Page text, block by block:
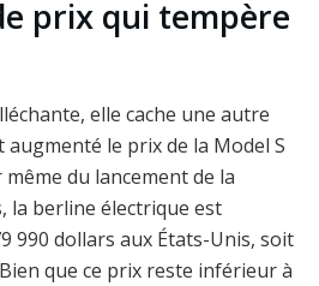
prix qui tempère
elle cache une autre
augmenté le prix de la Model S
du lancement de la
la berline électrique est
990 dollars aux États-Unis, soit
que ce prix reste inférieur à